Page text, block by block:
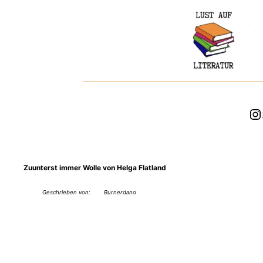
Zuunterst immer Wolle von Helga Flatland
Geschrieben von: Burnerdano